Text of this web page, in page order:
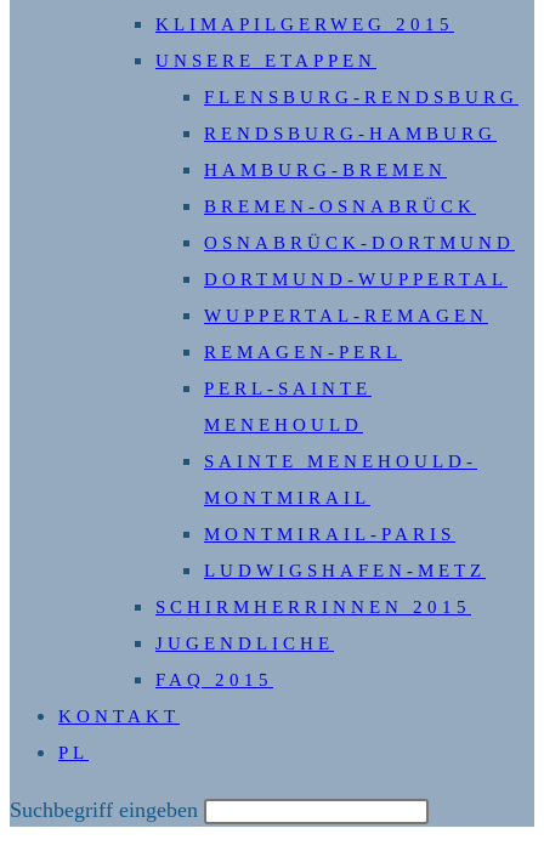
KLIMAPILGERWEG 2015
UNSERE ETAPPEN
FLENSBURG-RENDSBURG
RENDSBURG-HAMBURG
HAMBURG-BREMEN
BREMEN-OSNABRÜCK
OSNABRÜCK-DORTMUND
DORTMUND-WUPPERTAL
WUPPERTAL-REMAGEN
REMAGEN-PERL
PERL-SAINTE
MENEHOULD
SAINTE MENEHOULD-
MONTMIRAIL
MONTMIRAIL-PARIS
LUDWIGSHAFEN-METZ
SCHIRMHERRINNEN 2015
JUGENDLICHE
FAQ 2015
KONTAKT
PL
Diese
Suchbegriff eingeben